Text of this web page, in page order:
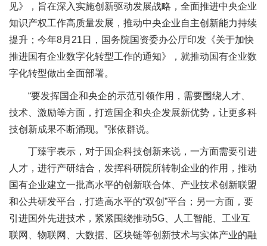
见》，旨在深入实施创新驱动发展战略，全面推进中央企业
知识产权工作高质量发展，推动中央企业自主创新能力持续
提升；今年8月21日，国务院国资委办公厅印发《关于加快
推进国有企业数字化转型工作的通知》，就推动国有企业数
字化转型做出全面部署。
“要发挥国企和央企的示范引领作用，需要围绕人才、
技术、激励等方面，打造国企和央企发展新优势，让更多科
技创新成果不断涌现。”张依群说。
丁臻宇表示，对于国企科技创新来说，一方面需要引进
人才，进行产研结合，发挥科研院所转制企业的作用，推动
国有企业建立一批高水平的创新联合体、产业技术创新联盟
和公共研发平台，打造高水平的“双创”平台；另一方面，要
引进国外先进技术，紧紧围绕推动5G、人工智能、工业互
联网、物联网、大数据、区块链等创新技术与实体产业的融